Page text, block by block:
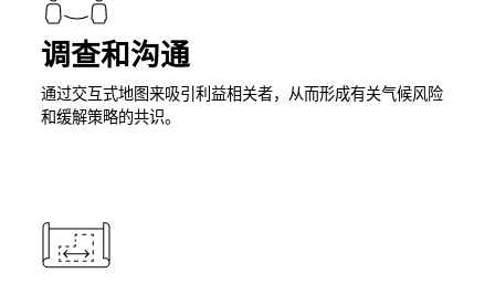
调查和沟通
通过交互式地图来吸引利益相关者，从而形成有关气候风险
和缓解策略的共识。